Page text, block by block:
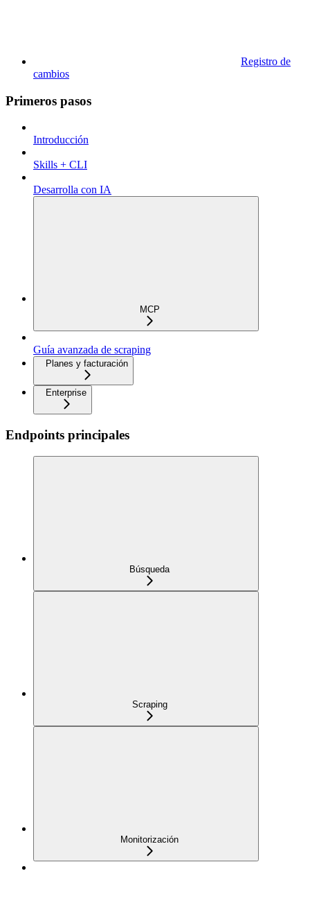
Registro de
cambios
Primeros pasos
Introducción
Skills + CLI
Desarrolla con IA
MCP
Guía avanzada de scraping
Planes y facturación
Enterprise
Endpoints principales
Búsqueda
Scraping
Monitorización